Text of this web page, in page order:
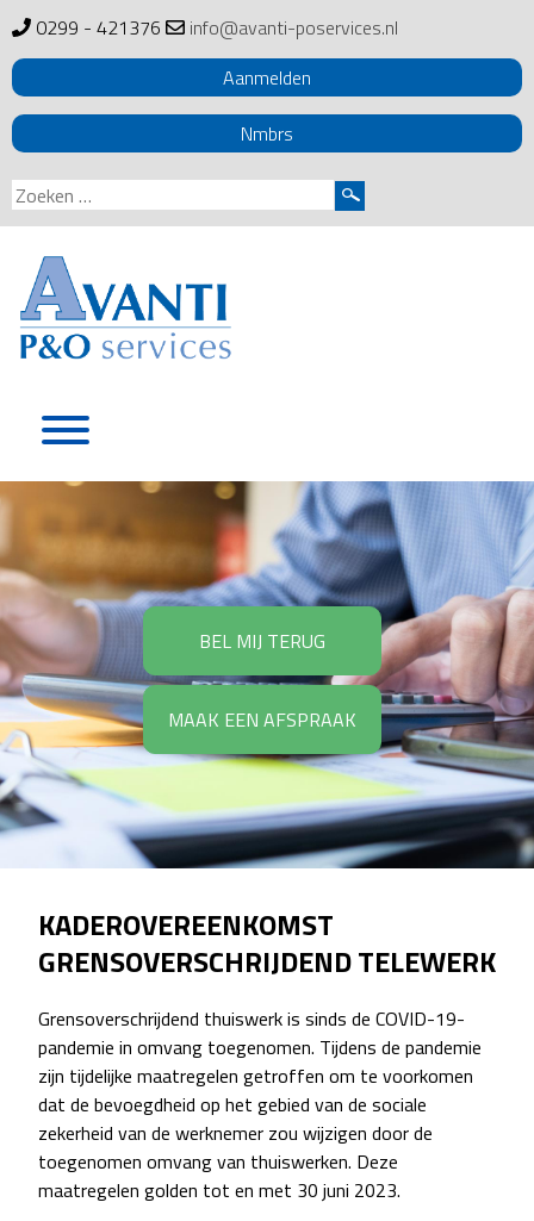
0299 - 421376
info@avanti-poservices.nl
Aanmelden
Nmbrs
Zoeken
naar:
BEL MIJ TERUG
MAAK EEN AFSPRAAK
KADEROVEREENKOMST
GRENSOVERSCHRIJDEND TELEWERK
Grensoverschrijdend thuiswerk is sinds de COVID-19-
pandemie in omvang toegenomen. Tijdens de pandemie
zijn tijdelijke maatregelen getroffen om te voorkomen
dat de bevoegdheid op het gebied van de sociale
zekerheid van de werknemer zou wijzigen door de
toegenomen omvang van thuiswerken. Deze
maatregelen golden tot en met 30 juni 2023.